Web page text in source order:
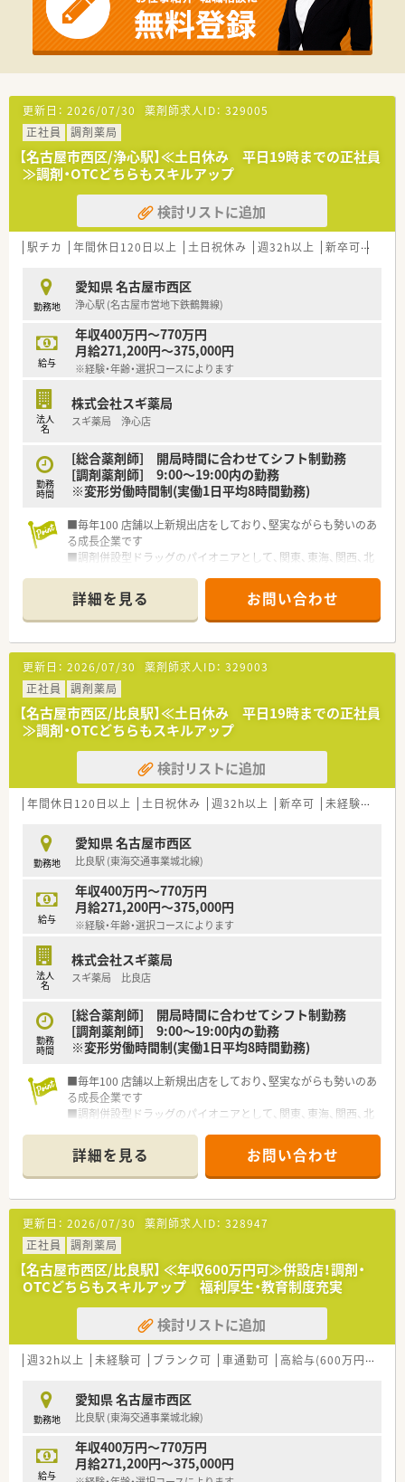
50店舗以上、無菌調剤室は業界最多の51店舗設置しています
■「プラチナくるみん認定企業」「健康経営優良法人2023（大規模
法人部門）認定」等を取得し一人ひとりが働きやすい環境が整備
されています
■充実した研修制度、人事制度、評価制度、キャリア支援制度等
更新日： 2026/07/30 薬剤師求人ID： 329005
正社員
調剤薬局
【名古屋市西区/浄心駅】≪土日休み 平日19時までの正社員
≫調剤・OTCどちらもスキルアップ
検討リストに追加
駅チカ 年間休日120日以上 土日祝休み 週32h以上 新卒可
勤務地
愛知県 名古屋市西区
浄心駅 (名古屋市営地下鉄鶴舞線)
給与
年収400万円～770万円
月給271,200円～375,000円
※経験・年齢・選択コースによります
法人
名
株式会社スギ薬局
スギ薬局 浄心店
勤務
時間
[総合薬剤師] 開局時間に合わせてシフト制勤務
[調剤薬剤師] 9:00～19:00内の勤務
※変形労働時間制(実働1日平均8時間勤務)
■毎年100 店舗以上新規出店をしており、堅実ながらも勢いのあ
る成長企業です
■調剤併設型ドラッグのパイオニアとして、関東、東海、関西、北
■研修制度は様々なプランがあり、集合研修だけでなく任意で受
講可能な研修も幅広く用意されています
■店舗で活躍する従業員、社外で活躍する従業員、将来経営幹部
となる従業員など、薬剤師として様々な活躍ができるフィールド
を用意されています
■総合薬剤師・調剤薬剤師（土日休み・19時までの勤務）どちらか
の働き方を選択できます
■調剤併設型だけでなく「医療モール・クリニック併設店舗」「敷
地内薬局」「訪問調剤特化型店舗」など様々な店舗を運営してい
ます
■在宅医療にも積極的取り組んでおり「訪問調剤特化型店舗」を
50店舗以上、無菌調剤室は業界最多の51店舗設置しています
■「プラチナくるみん認定企業」「健康経営優良法人2023（大規模
法人部門）認定」等を取得し一人ひとりが働きやすい環境が整備
■充実した研修制度、人事制度、評価制度、キャリア支援制度等
があるのも特徴です
詳細を見る お問い合わせ
更新日： 2026/07/30 薬剤師求人ID： 329003
正社員
調剤薬局
【名古屋市西区/比良駅】≪土日休み 平日19時までの正社員
≫調剤・OTCどちらもスキルアップ
検討リストに追加
年間休日120日以上 土日祝休み 週32h以上 新卒可 未経験可
勤務地
愛知県 名古屋市西区
比良駅 (東海交通事業城北線)
給与
年収400万円～770万円
月給271,200円～375,000円
※経験・年齢・選択コースによります
法人
名
株式会社スギ薬局
スギ薬局 比良店
勤務
時間
[総合薬剤師] 開局時間に合わせてシフト制勤務
[調剤薬剤師] 9:00～19:00内の勤務
※変形労働時間制(実働1日平均8時間勤務)
■毎年100 店舗以上新規出店をしており、堅実ながらも勢いのあ
る成長企業です
■調剤併設型ドラッグのパイオニアとして、関東、東海、関西、北
■研修制度は様々なプランがあり、集合研修だけでなく任意で受
講可能な研修も幅広く用意されています
■店舗で活躍する従業員、社外で活躍する従業員、将来経営幹部
となる従業員など、薬剤師として様々な活躍ができるフィールド
を用意されています
■総合薬剤師・調剤薬剤師（土日休み・19時までの勤務）どちらか
の働き方を選択できます
■調剤併設型だけでなく「医療モール・クリニック併設店舗」「敷
地内薬局」「訪問調剤特化型店舗」など様々な店舗を運営してい
ます
■在宅医療にも積極的取り組んでおり「訪問調剤特化型店舗」を
50店舗以上、無菌調剤室は業界最多の51店舗設置しています
■「プラチナくるみん認定企業」「健康経営優良法人2023（大規模
法人部門）認定」等を取得し一人ひとりが働きやすい環境が整備
■充実した研修制度、人事制度、評価制度、キャリア支援制度等
があるのも特徴です
詳細を見る お問い合わせ
更新日： 2026/07/30 薬剤師求人ID： 328947
正社員
調剤薬局
【名古屋市西区/比良駅】 ≪年収600万円可≫併設店！調剤・
OTCどちらもスキルアップ 福利厚生・教育制度充実
検討リストに追加
週32h以上 未経験可 ブランク可 車通勤可 高給与(600万円以上)
勤務地
愛知県 名古屋市西区
比良駅 (東海交通事業城北線)
給与
年収400万円～770万円
月給271,200円～375,000円